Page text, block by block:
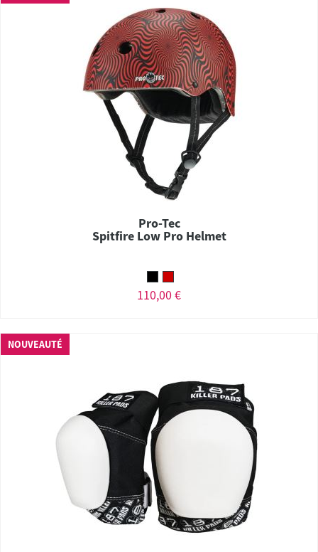
Pro-Tec
Spitfire Low Pro Helmet
110,00 €
NOUVEAUTÉ